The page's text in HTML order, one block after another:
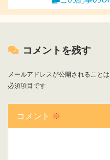
コメントを残す
メールアドレスが公開されることは
必須項目です
コメント ※